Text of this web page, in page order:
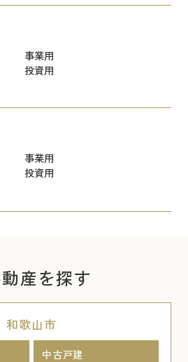
事業用
投資用
事業用
投資用
産を探す
和歌山市
中古戸建